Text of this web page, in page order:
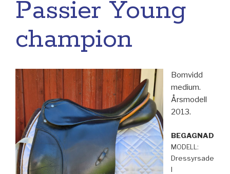
Passier Young
champion
Bomvidd
medium.
Årsmodell
2013.
BEGAGNAD
MODELL:
Dressyrsade
l